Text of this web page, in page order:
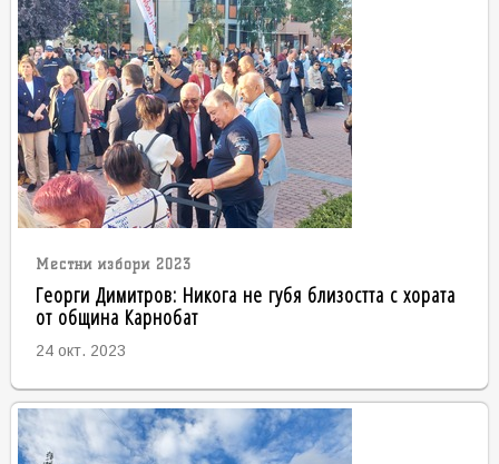
Местни избори 2023
Георги Димитров: Никога не губя близостта с хората
от община Карнобат
24 окт. 2023